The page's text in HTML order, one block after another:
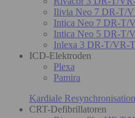
Ilivia Neo 7 DR-T/
Intica Neo 7 DR-
Intica Neo 5 DR-
Inlexa 3 DR-T/VR-T
ICD-Elektroden
Plexa
Pamira
Kardiale
CRT-Defibrillatoren